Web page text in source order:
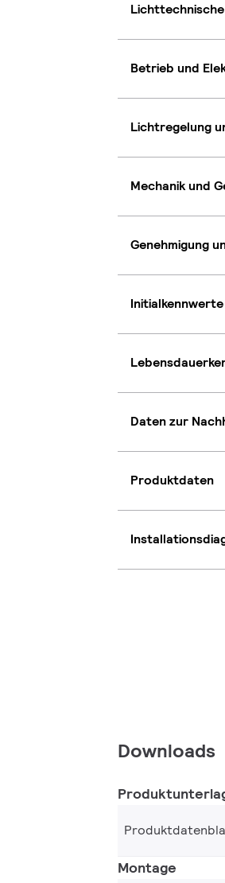
Betrieb und
Lichtregelung
Mechanik und
Genehmigung
Daten zur
Produktdaten
Downloads
Montage